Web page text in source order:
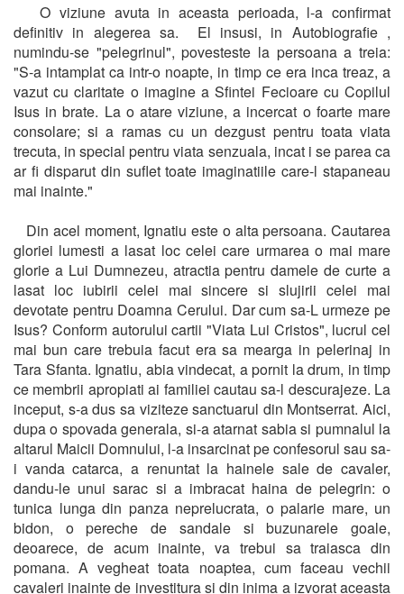
O viziune avuta in aceasta perioada, l-a confirmat
definitiv in alegerea sa. El insusi, in Autobiografie ,
numindu-se "pelegrinul", povesteste la persoana a treia:
"S-a intamplat ca intr-o noapte, in timp ce era inca treaz, a
vazut cu claritate o imagine a Sfintei Fecioare cu Copilul
Isus in brate. La o atare viziune, a incercat o foarte mare
consolare; si a ramas cu un dezgust pentru toata viata
trecuta, in special pentru viata senzuala, incat i se parea ca
ar fi disparut din suflet toate imaginatiile care-l stapaneau
mai inainte."
Din acel moment, Ignatiu este o alta persoana. Cautarea
gloriei lumesti a lasat loc celei care urmarea o mai mare
glorie a Lui Dumnezeu, atractia pentru damele de curte a
lasat loc iubirii celei mai sincere si slujirii celei mai
devotate pentru Doamna Cerului. Dar cum sa-L urmeze pe
Isus? Conform autorului cartii "Viata Lui Cristos", lucrul cel
mai bun care trebuia facut era sa mearga in pelerinaj in
Tara Sfanta. Ignatiu, abia vindecat, a pornit la drum, in timp
ce membrii apropiati ai familiei cautau sa-l descurajeze. La
inceput, s-a dus sa viziteze sanctuarul din Montserrat. Aici,
dupa o spovada generala, si-a atarnat sabia si pumnalul la
altarul Maicii Domnului, l-a insarcinat pe confesorul sau sa-
i vanda catarca, a renuntat la hainele sale de cavaler,
dandu-le unui sarac si a imbracat haina de pelegrin: o
tunica lunga din panza neprelucrata, o palarie mare, un
bidon, o pereche de sandale si buzunarele goale,
deoarece, de acum inainte, va trebui sa traiasca din
pomana. A vegheat toata noaptea, cum faceau vechii
cavaleri inainte de investitura si din inima a izvorat aceasta